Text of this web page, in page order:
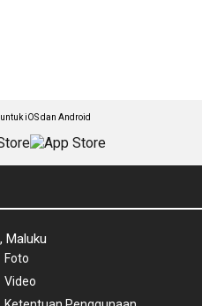
iOS dan Android
Maluku
Foto
Video